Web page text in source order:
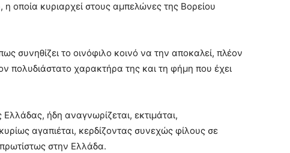
η οποία κυριαρχεί στους αμπελώνες της Βορείου
συνηθίζει το οινόφιλο κοινό να την αποκαλεί, πλέον
πολυδιάστατο χαρακτήρα της και τη φήμη που έχει
ήδη αναγνωρίζεται, εκτιμάται,
αγαπιέται, κερδίζοντας συνεχώς φίλους σε
στην Ελλάδα.